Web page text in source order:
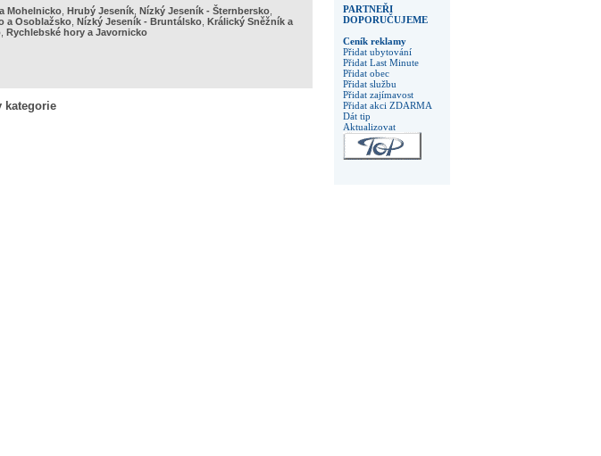
PARTNEŘI
DOPORUČUJEME
Ceník reklamy
Přidat ubytování
Přidat Last Minute
Přidat obec
Přidat službu
Přidat zajímavost
Přidat akci ZDARMA
Dát tip
Aktualizovat
Mohelnicko, Hrubý Jeseník, Nízký Jeseník - Šternbersko,
a Osoblažsko, Nízký Jeseník - Bruntálsko, Králický Sněžník a
, Rychlebské hory a Javornicko
kategorie